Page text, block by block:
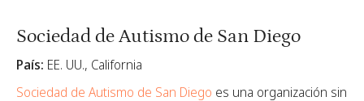
Sociedad de Autismo de San Diego
País: EE. UU., California
Sociedad de Autismo de San Diego es una organización sin